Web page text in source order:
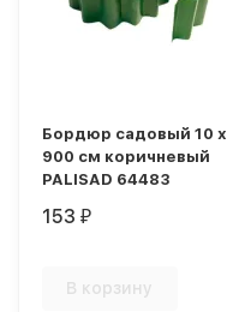
Бордюр садовый 10 х
900 см коричневый
PALISAD 64483
153₽
В корзину